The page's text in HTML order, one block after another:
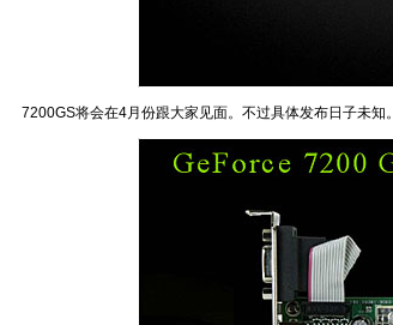
7200GS将会在4月份跟大家见面。不过具体发布日子未知。